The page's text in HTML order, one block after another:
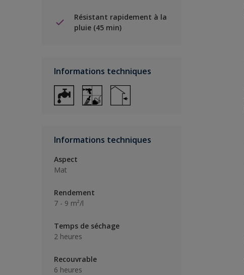
Résistant rapidement à la
pluie (45 min)
Informations techniques
Informations techniques
Aspect
Mat
Rendement
7 - 9 m²/l
Temps de séchage
2 heures
Recouvrable
6 heures